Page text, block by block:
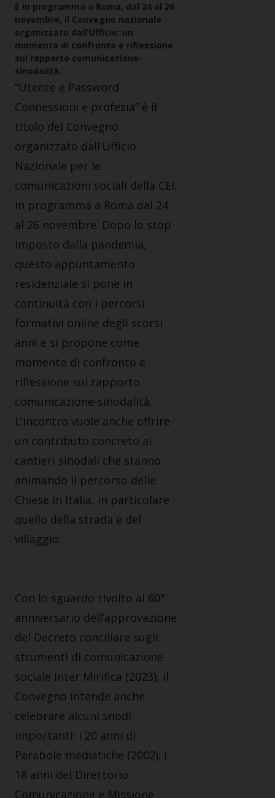
È in programma a Roma, dal 24 al 26
novembre, il Convegno nazionale
organizzato dall’Ufficio: un
momento di confronto e riflessione
sul rapporto comunicazione-
sinodalità.
“Utente e Password.
Connessioni e profezia” è il
titolo del Convegno
organizzato dall’Ufficio
Nazionale per le
comunicazioni sociali della CEI,
in programma a Roma dal 24
al 26 novembre. Dopo lo stop
imposto dalla pandemia,
questo appuntamento
residenziale si pone in
continuità con i percorsi
formativi online degli scorsi
anni e si propone come
momento di confronto e
riflessione sul rapporto
comunicazione-sinodalità.
L’incontro vuole anche offrire
un contributo concreto ai
cantieri sinodali che stanno
animando il percorso delle
Chiese in Italia, in particolare
quello della strada e del
villaggio.
Con lo sguardo rivolto al 60°
anniversario dell’approvazione
del Decreto conciliare sugli
strumenti di comunicazione
sociale Inter Mirifica (2023), il
Convegno intende anche
celebrare alcuni snodi
importanti: i 20 anni di
Parabole mediatiche (2002); i
18 anni del Direttorio
Comunicazione e Missione